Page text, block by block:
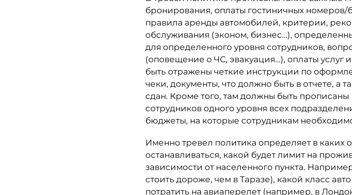
бронирования, оплаты гостиничных номеров/
правила аренды автомобилей, критерии,
обслуживания (эконом, бизнес…),
для определенного уровня сотрудников,
(оповещение о ЧС, эвакуация…), оплаты услуг
быть отражены четкие инструкции по
чеки, документы, что должно быть в отчете, а
сдан. Кроме того, там должны быть
сотрудников одного уровня всех
бюджеты, на которые сотрудникам
Именно тревел политика определяет в каких
останавливаться, какой будет лимит на
зависимости от населенного пункта.
стоить дороже, чем в Таразе), какой класс
потратить на авиаперелет (например, в